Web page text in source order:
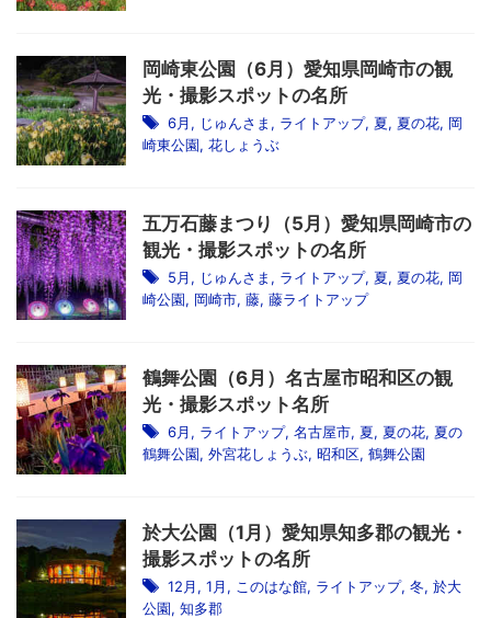
岡崎東公園（6月）愛知県岡崎市の観
光・撮影スポットの名所
6月, じゅんさま , ライトアップ, 夏, 夏の花, 岡
崎東公園, 花しょうぶ
五万石藤まつり（5月）愛知県岡崎市の
観光・撮影スポットの名所
5月, じゅんさま , ライトアップ, 夏, 夏の花, 岡
崎公園, 岡崎市, 藤, 藤ライトアップ
鶴舞公園（6月）名古屋市昭和区の観
光・撮影スポット名所
6月, ライトアップ, 名古屋市, 夏, 夏の花, 夏の
鶴舞公園, 外宮花しょうぶ, 昭和区, 鶴舞公園
於大公園（1月）愛知県知多郡の観光・
撮影スポットの名所
12月, 1月, このはな館, ライトアップ, 冬, 於大
公園, 知多郡